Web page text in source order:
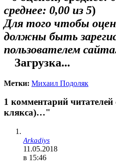
среднее: 0,00 из 5)
Для того чтобы
должны быть
пользователем
Загрузка...
Метки: Михаил Подоляк
1 комментарий
клякса)…"
Arkadiys
11.05.2018
в 15:46